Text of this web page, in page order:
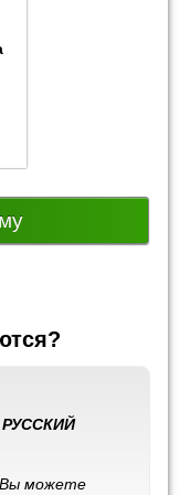
РУССКИЙ
Вы можете